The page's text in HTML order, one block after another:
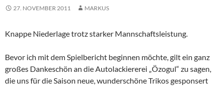
27. NOVEMBER 2011 MARKUS
Knappe Niederlage trotz starker Mannschaftsleistung.
Bevor ich mit dem Spielbericht beginnen möchte, gilt ein ganz
großes Dankeschön an die Autolackiererei „Özogul“ zu sagen,
die uns für die Saison neue, wunderschöne Trikos gesponsert